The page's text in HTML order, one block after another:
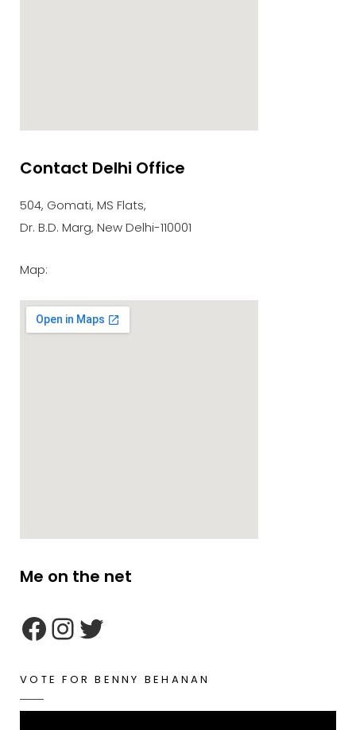
Contact Delhi Office
504, Gomati, MS Flats,
Dr. B.D. Marg, New Delhi-110001
Map:
google maps embed zoom
Me on the net
VOTE FOR BENNY BEHANAN